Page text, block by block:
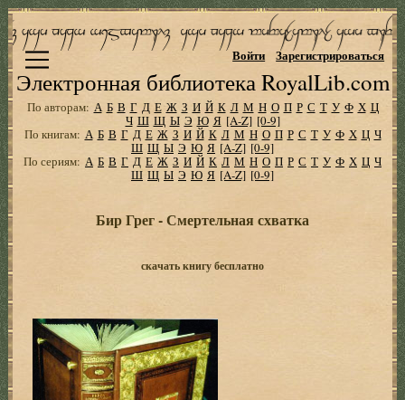
Электронная библиотека RoyalLib.com
Войти Зарегистрироваться
По авторам: А Б В Г Д Е Ж З И Й К Л М Н О П Р С Т У Ф Х Ц
Ч Ш Щ Ы Э Ю Я [A-Z] [0-9]
По книгам: А Б В Г Д Е Ж З И Й К Л М Н О П Р С Т У Ф Х Ц Ч
Ш Щ Ы Э Ю Я [A-Z] [0-9]
По сериям: А Б В Г Д Е Ж З И Й К Л М Н О П Р С Т У Ф Х Ц Ч
Ш Щ Ы Э Ю Я [A-Z] [0-9]
Бир Грег - Смертельная схватка
скачать книгу бесплатно